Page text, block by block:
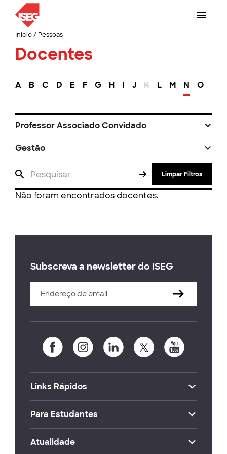
Início/ Pessoas
Docentes
A B C D E F G H I J K L M N O
Professor Associado Convidado
Gestão
Limpar Filtros
Não foram encontrados docentes.
Subscreva a newsletter do ISEG
Links Rápidos
Para Estudantes
Atualidade